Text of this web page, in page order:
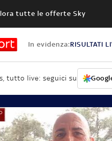
tutte le offerte Sky
In evidenza:RISULTATI
tutto live: seguici su